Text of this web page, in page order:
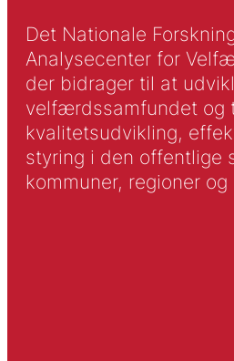
Det Nationale
Analysecenter for
der bidrager til at
velfærdssamfundet og
kvalitetsudvikling,
styring i den offentlige
kommuner, regioner